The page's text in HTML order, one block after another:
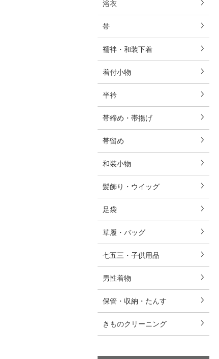
浴衣
帯
襦袢・和装下着
着付小物
半衿
帯締め・帯揚げ
帯留め
和装小物
髪飾り・ウイッグ
足袋
草履・バッグ
七五三・子供用品
男性着物
保管・収納・たんす
きものクリーニング